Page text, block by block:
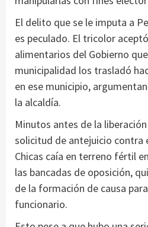
El delito que se le imputa a
es peculado. El tricolor
alimentarios del Gobierno
municipalidad los trasladó
en ese municipio,
la alcaldía.
Minutos antes de la
solicitud de antejuicio contra
Chicas caía en terreno fértil
las bancadas de oposición,
de la formación de causa
funcionario.